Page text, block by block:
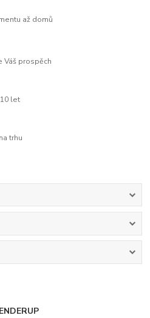
až domů
Váš prospěch
let
trhu